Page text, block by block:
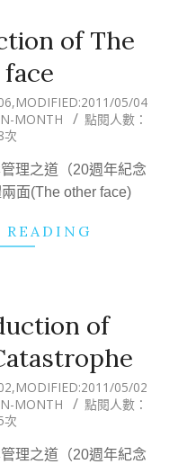
of The
,MODIFIED:2011/05/04
MONTH
點閱人數：
次
理之道（20週年紀念
面(The other face)
of
,MODIFIED:2011/05/02
MONTH
點閱人數：
次
理之道（20週年紀念